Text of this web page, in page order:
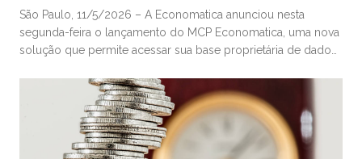
São Paulo, 11/5/2026 – A Economatica anunciou nesta
segunda-feira o lançamento do MCP Economatica, uma nova
solução que permite acessar sua base proprietária de dados
Inteligência Artificial. A ferramenta, baseada no Model Context
Protocol (MCP), possibilita que clientes consultem dados de
mercado em linguagem natural diretamente […]